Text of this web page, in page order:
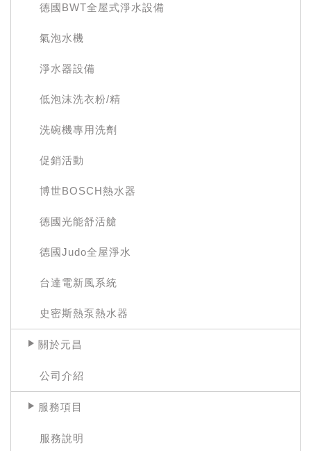
德國BWT全屋式淨水設備
氣泡水機
淨水器設備
低泡沫洗衣粉/精
洗碗機專用洗劑
促銷活動
博世BOSCH熱水器
德國光能舒活艙
德國Judo全屋淨水
台達電新風系統
史密斯熱泵熱水器
關於元昌
公司介紹
服務項目
服務說明